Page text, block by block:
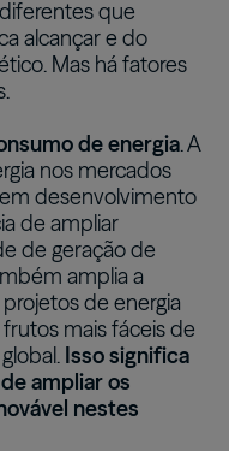
que
alcançar e do
Mas há fatores
de energia. A
nos mercados
desenvolvimento
de ampliar
de geração de
amplia a
de energia
mais fáceis de
Isso significa
ampliar os
nestes